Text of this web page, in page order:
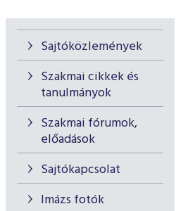
Sajtóközlemények
Szakmai cikkek és
tanulmányok
Szakmai fórumok,
előadások
Sajtókapcsolat
Imázs fotók